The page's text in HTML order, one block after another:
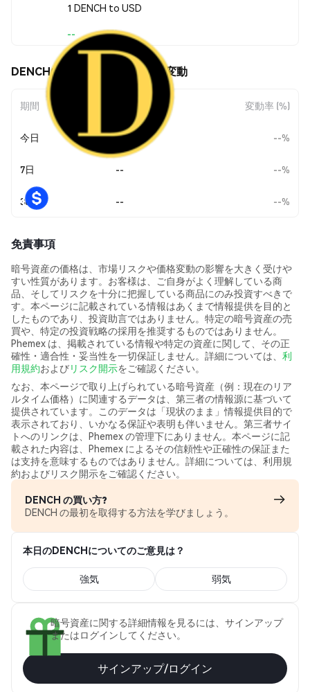
1 DENCH to USD
--
DENCHCOIN (DENCH) の価格変動
期間 金額変動 変動率 (%)
今日 -- --%
7日 -- --%
30日 -- --%
免責事項
暗号資産の価格は、市場リスクや価格変動の影響を大きく受けや
すい性質があります。お客様は、ご自身がよく理解している商
品、そしてリスクを十分に把握している商品にのみ投資すべきで
す。本ページに記載されている情報はあくまで情報提供を目的と
したものであり、投資助言ではありません。特定の暗号資産の売
買や、特定の投資戦略の採用を推奨するものではありません。
Phemex は、掲載されている情報や特定の資産に関して、その正
確性・適合性・妥当性を一切保証しません。詳細については、 利
用規約およびリスク開示をご確認ください。
なお、本ページで取り上げられている暗号資産（例：現在のリア
ルタイム価格）に関連するデータは、第三者の情報源に基づいて
提供されています。このデータは「現状のまま」情報提供目的で
表示されており、いかなる保証や表明も伴いません。第三者サイ
トへのリンクは、Phemex の管理下にありません。本ページに記
載された内容は、Phemex によるその信頼性や正確性の保証また
は支持を意味するものではありません。詳細については、利用規
約およびリスク開示をご確認ください。
DENCH の買い方?
DENCH の最初を取得する方法を学びましょう。
本日のDENCHについてのご意見は？
強気 弱気
暗号資産に関する詳細情報を見るには、サインアップ
またはログインしてください。
サインアップ/ログイン